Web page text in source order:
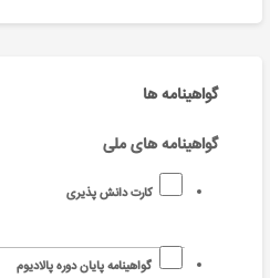
گواهینامه ها
گواهینامه های ملی
کارت دانش پذیری
گواهینامه پایان دوره پالادیوم